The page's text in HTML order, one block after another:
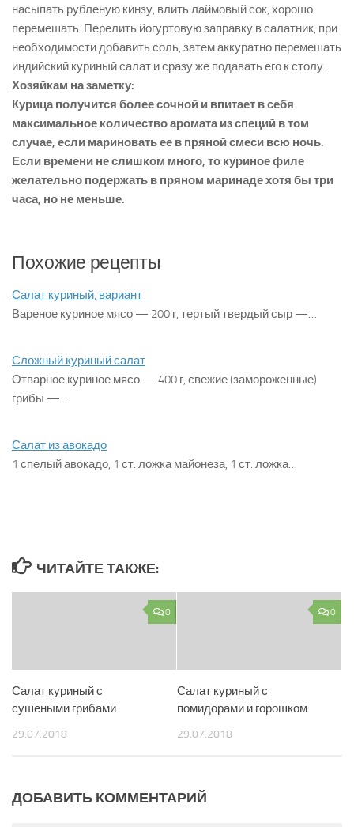
насыпать рубленую кинзу, влить лаймовый сок, хорошо
перемешать. Перелить йогуртовую заправку в салатник, при
необходимости добавить соль, затем аккуратно перемешать
индийский куриный салат и сразу же подавать его к столу.
Хозяйкам на заметку:
Курица получится более сочной и впитает в себя
максимальное количество аромата из специй в том
случае, если мариновать ее в пряной смеси всю ночь.
Если времени не слишком много, то куриное филе
желательно подержать в пряном маринаде хотя бы три
часа, но не меньше.
Похожие рецепты
Салат куриный, вариант
Вареное куриное мясо — 200 г, тертый твердый сыр —…
Сложный куриный салат
Отварное куриное мясо — 400 г, свежие (замороженные)
грибы —…
Салат из авокадо
1 спелый авокадо, 1 ст. ложка майонеза, 1 ст. ложка…
ЧИТАЙТЕ ТАКЖЕ:
0
Салат куриный с
сушеными грибами
29.07.2018
0
Салат куриный с
помидорами и горошком
29.07.2018
ДОБАВИТЬ КОММЕНТАРИЙ